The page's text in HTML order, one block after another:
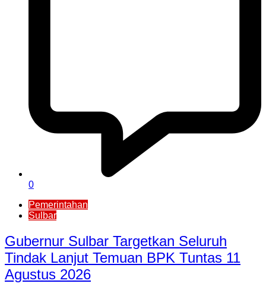
0
Pemerintahan
Sulbar
Gubernur Sulbar Targetkan Seluruh
Tindak Lanjut Temuan BPK Tuntas 11
Agustus 2026